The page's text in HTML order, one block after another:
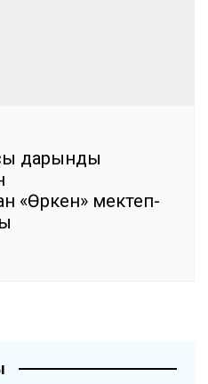
дарынды
«Өркен» мектеп-